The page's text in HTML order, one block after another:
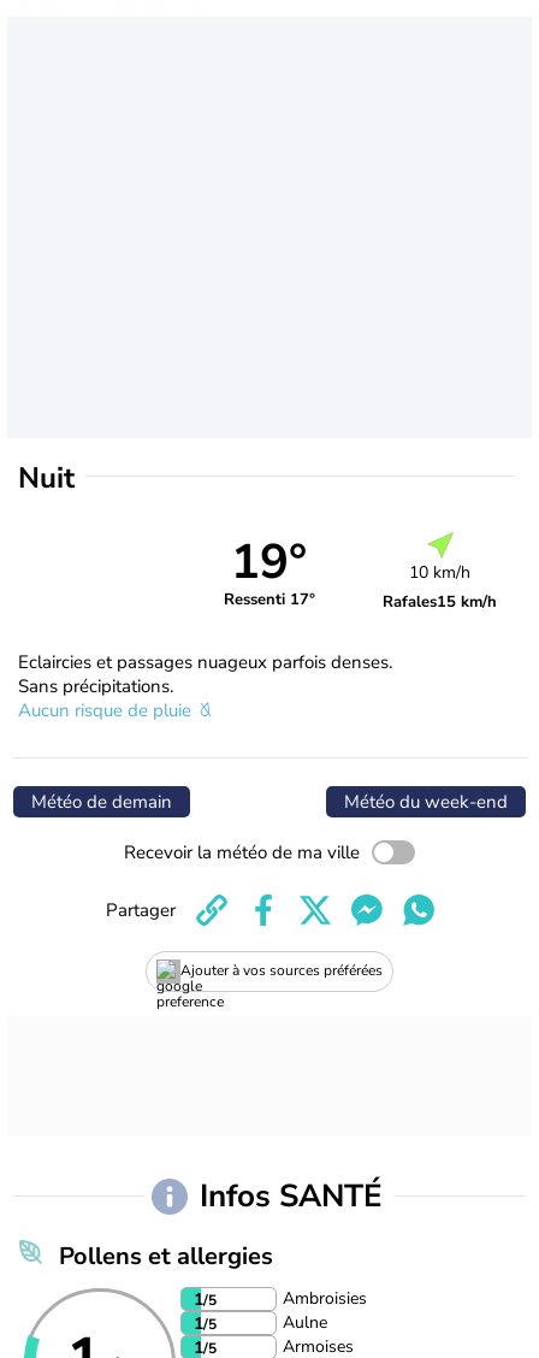
Nuit
19°
Ressenti 17°
10 km/h
Rafales15 km/h
Eclaircies et passages nuageux parfois denses.
Sans précipitations.
Aucun risque de pluie
Météo de demain Météo du week-end
Recevoir la météo de ma ville
Ajouter à vos sources préférées
Partager
Infos SANTÉ
Pollens et allergies
1/5
Ambroisies
1/5
Aulne
1/5
Armoises